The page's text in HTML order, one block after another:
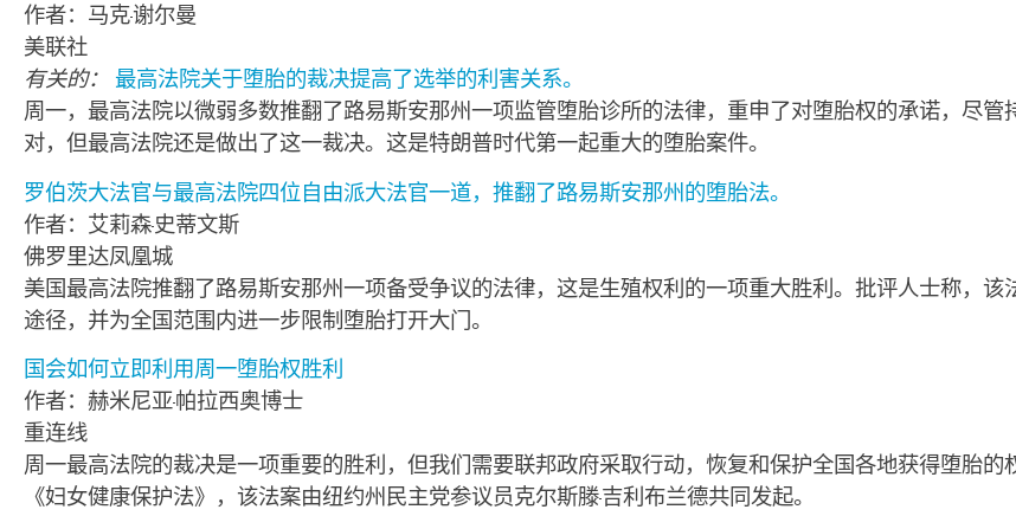
作者：马克·谢尔曼
美联社
有关的：
最高法院关于堕胎的裁决提高了选举的利害关系。
周一，最高法院以微弱多数推翻了路易斯安那州一项监管堕胎诊所的法律，重申了对堕胎权的承诺，尽管
对，但最高法院还是做出了这一裁决。这是特朗普时代第一起重大的堕胎案件。
罗伯茨大法官与最高法院四位自由派大法官一道，推翻了路易斯安那州的堕胎法。
作者：艾莉森·史蒂文斯
佛罗里达凤凰城
美国最高法院推翻了路易斯安那州一项备受争议的法律，这是生殖权利的一项重大胜利。批评人士称，
途径，并为全国范围内进一步限制堕胎打开大门。
国会如何立即利用周一堕胎权胜利
作者：赫米尼亚·帕拉西奥博士
重连线
周一最高法院的裁决是一项重要的胜利，但我们需要联邦政府采取行动，恢复和保护全国各地获得堕胎
《妇女健康保护法》，该法案由纽约州民主党参议员克尔斯滕·吉利布兰德共同发起。